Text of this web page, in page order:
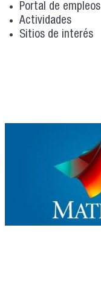
Portal de empleos
Actividades
Sitios de interés